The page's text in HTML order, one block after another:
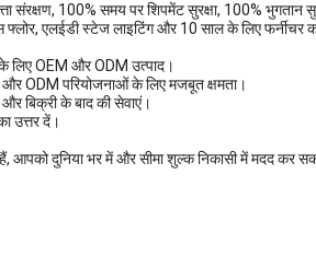
संरक्षण, 100% समय पर शिपमेंट सुरक्षा, 100% भुगतान
एलईडी स्टेज लाइटिंग और 10 साल के लिए फर्नीचर का
OEM और ODM उत्पाद।
ODM परियोजनाओं के लिए मजबूत क्षमता।
बिक्री के बाद की सेवाएं।
उत्तर दें।
दुनिया भर में और सीमा शुल्क निकासी में मदद कर